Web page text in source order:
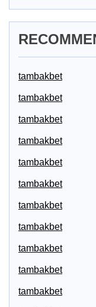
tambakbet
tambakbet
tambakbet
tambakbet
tambakbet
tambakbet
tambakbet
tambakbet
tambakbet
tambakbet
tambakbet